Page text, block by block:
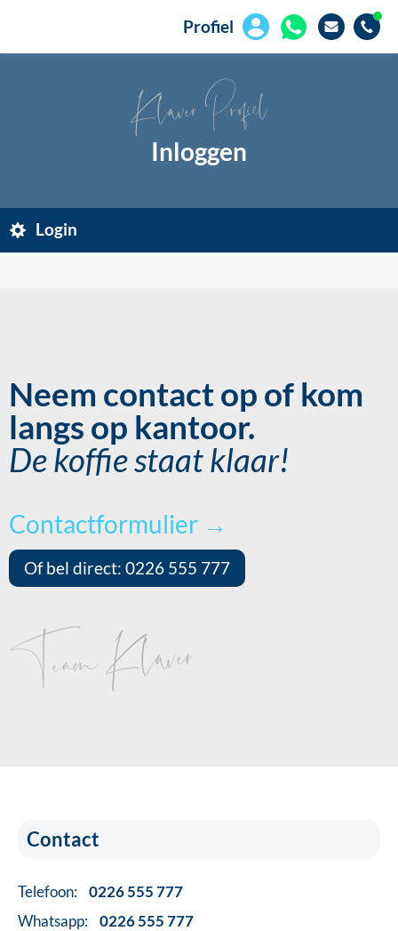
Profiel
Klaver Profiel
Inloggen
Login
Neem contact op of kom
langs op kantoor.
De koffie staat klaar!
Contactformulier →
Of bel direct: 0226 555 777
Team Klaver
Contact
Telefoon:
0226 555 777
Whatsapp:
0226 555 777